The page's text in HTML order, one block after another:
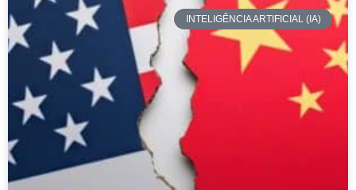
INTELIGÊNCIA ARTIFICIAL (IA)